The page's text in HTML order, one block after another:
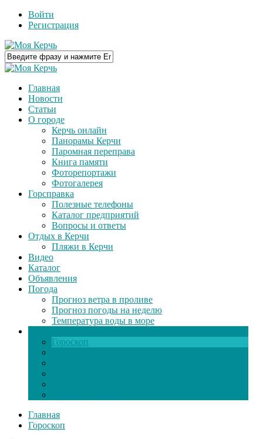
Войти
Регистрация
Главная
Новости
Статьи
О городе
Керчь онлайн
Панорамы Керчи
Паромная переправа
Книга памяти
Фоторепортажи
Фотогалерея
Горсправка
Полезные телефоны
Каталог предприятий
Вопросы и ответы
Отдых в Керчи
Пляжи в Керчи
Видео
Каталог
Объявления
Погода
Прогноз ветра в проливе
Прогноз погоды на неделю
Температура воды в море
Гороскоп
Главная
Гороскоп